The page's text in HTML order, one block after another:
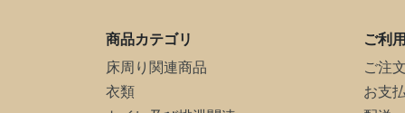
商品カテゴリ
床周り関連商品
衣類
ご利
ご注
お支